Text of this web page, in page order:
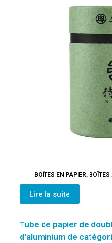
BOÎTES EN PAPIER, BOÎTES
Lire la suite
Tube de papier de
d'aluminium de